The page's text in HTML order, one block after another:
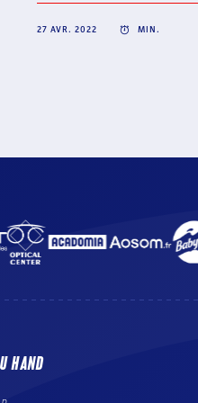
22 AVR. 2022 MIN.
HAND